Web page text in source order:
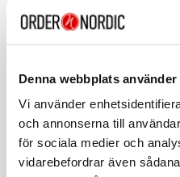
Denna webbplats
Vi använder
och annonserna till
för sociala medier och
vidarebefordrar även
Specifikation
Beskrivning